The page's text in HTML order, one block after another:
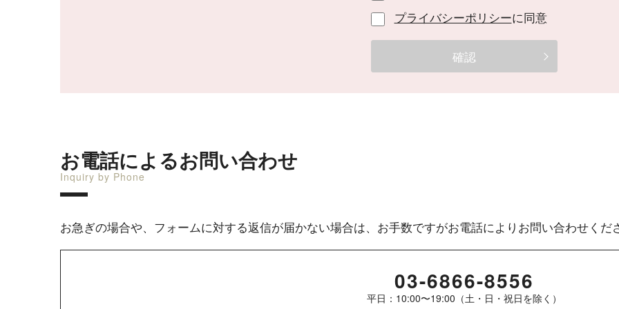
プライバシーポリシーに同意
お電話によるお問い合わせ
Inquiry by Phone
お急ぎの場合や、フォームに対する返信が届かない場合は、お手数ですがお電話によりお問い合わせくだ
03-6866-8556
平日：10:00〜19:00（土・日・祝日を除く）